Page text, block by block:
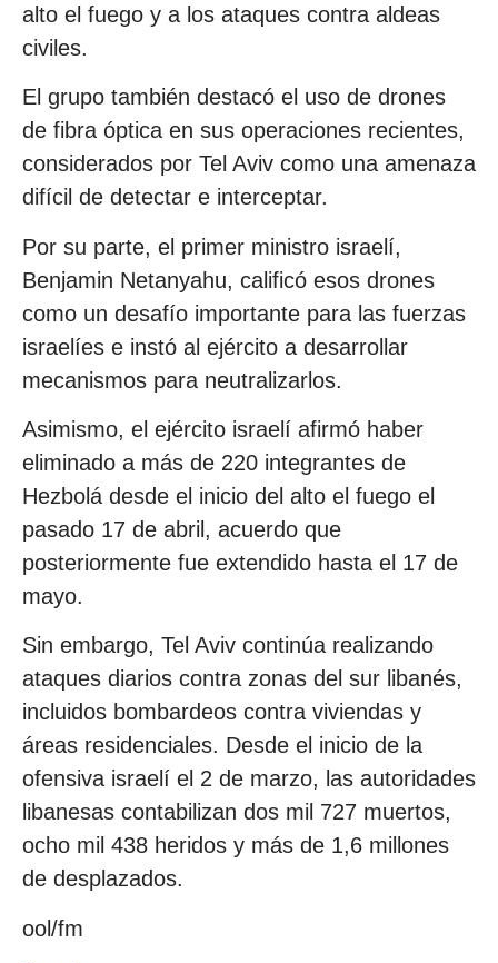
alto el fuego y a los ataques contra aldeas
civiles.
El grupo también destacó el uso de drones
de fibra óptica en sus operaciones recientes,
considerados por Tel Aviv como una amenaza
difícil de detectar e interceptar.
Por su parte, el primer ministro israelí,
Benjamin Netanyahu, calificó esos drones
como un desafío importante para las fuerzas
israelíes e instó al ejército a desarrollar
mecanismos para neutralizarlos.
Asimismo, el ejército israelí afirmó haber
eliminado a más de 220 integrantes de
Hezbolá desde el inicio del alto el fuego el
pasado 17 de abril, acuerdo que
posteriormente fue extendido hasta el 17 de
mayo.
Sin embargo, Tel Aviv continúa realizando
ataques diarios contra zonas del sur libanés,
incluidos bombardeos contra viviendas y
áreas residenciales. Desde el inicio de la
ofensiva israelí el 2 de marzo, las autoridades
libanesas contabilizan dos mil 727 muertos,
ocho mil 438 heridos y más de 1,6 millones
de desplazados.
ool/fm